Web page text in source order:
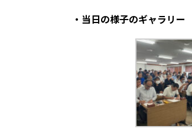
・当日の様子のギャラリー